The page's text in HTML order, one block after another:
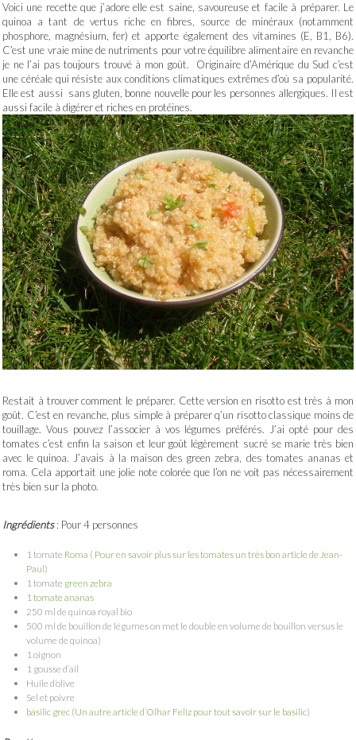
Voici une recette que j’adore elle est saine, savoureuse et facile à préparer. Le
quinoa a tant de vertus riche en fibres, source de minéraux (notamment
phosphore, magnésium, fer) et apporte également des vitamines (E, B1, B6).
C’est une vraie mine de nutriments pour votre équilibre alimentaire en revanche
je ne l’ai pas toujours trouvé à mon goût. Originaire d’Amérique du Sud c’est
une céréale qui résiste aux conditions climatiques extrêmes d’où sa popularité.
Elle est aussi sans gluten, bonne nouvelle pour les personnes allergiques. Il est
aussi facile à digérer et riches en protéines.
Restait à trouver comment le préparer. Cette version en risotto est très à mon
goût. C’est en revanche, plus simple à préparer q’un risotto classique moins de
touillage. Vous pouvez l’associer à vos légumes préférés. J’ai opté pour des
tomates c’est enfin la saison et leur goût légèrement sucré se marie très bien
avec le quinoa. J’avais à la maison des green zebra, des tomates ananas et
roma. Cela apportait une jolie note colorée que l’on ne voit pas nécessairement
très bien sur la photo.
Ingrédients: Pour 4 personnes
1 tomate Roma ( Pour en savoir plus sur les tomates un très bon article de Jean-
Paul)
1 tomate green zebra
1tomate ananas
250 ml de quinoa royal bio
500 ml de bouillon de légumes on met le double en volume de bouillon versus le
volume de quinoa)
1 oignon
1 gousse d’ail
Huile d’olive
Sel et poivre
basilic grec (Un autre article d’Olhar Feliz pour tout savoir sur le basilic)